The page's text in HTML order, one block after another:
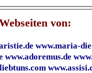
von:
www.maria-
www.adoremus.de